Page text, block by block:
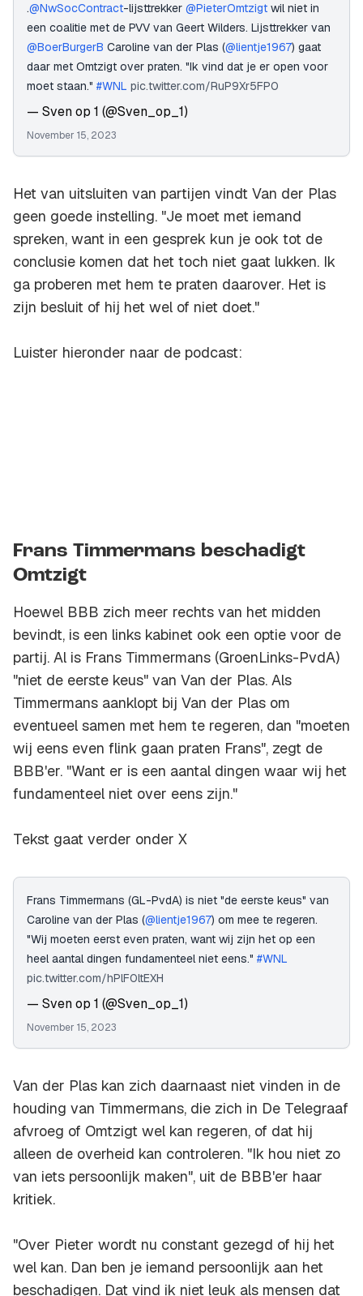
.@NwSocContract-lijsttrekker @PieterOmtzigt wil niet in
een coalitie met de PVV van Geert Wilders. Lijsttrekker van
@BoerBurgerB Caroline van der Plas (@lientje1967) gaat
daar met Omtzigt over praten. "Ik vind dat je er open voor
moet staan." #WNL pic.twitter.com/RuP9Xr5FP0
— Sven op 1 (@Sven_op_1)
November 15, 2023
Het van uitsluiten van partijen vindt Van der Plas
geen goede instelling. "Je moet met iemand
spreken, want in een gesprek kun je ook tot de
conclusie komen dat het toch niet gaat lukken. Ik
ga proberen met hem te praten daarover. Het is
zijn besluit of hij het wel of niet doet."
Luister hieronder naar de podcast:
Frans Timmermans beschadigt
Omtzigt
Hoewel BBB zich meer rechts van het midden
bevindt, is een links kabinet ook een optie voor de
partij. Al is Frans Timmermans (GroenLinks-PvdA)
"niet de eerste keus" van Van der Plas. Als
Timmermans aanklopt bij Van der Plas om
eventueel samen met hem te regeren, dan "moeten
wij eens even flink gaan praten Frans", zegt de
BBB'er. "Want er is een aantal dingen waar wij het
fundamenteel niet over eens zijn."
Tekst gaat verder onder X
Frans Timmermans (GL-PvdA) is niet "de eerste keus" van
Caroline van der Plas (@lientje1967) om mee te regeren.
"Wij moeten eerst even praten, want wij zijn het op een
heel aantal dingen fundamenteel niet eens." #WNL
pic.twitter.com/hPlF0ltEXH
— Sven op 1 (@Sven_op_1)
November 15, 2023
Van der Plas kan zich daarnaast niet vinden in de
houding van Timmermans, die zich in De Telegraaf
afvroeg of Omtzigt wel kan regeren, of dat hij
alleen de overheid kan controleren. "Ik hou niet zo
van iets persoonlijk maken", uit de BBB'er haar
kritiek.
"Over Pieter wordt nu constant gezegd of hij het
wel kan. Dan ben je iemand persoonlijk aan het
beschadigen. Dat vind ik niet leuk als mensen dat